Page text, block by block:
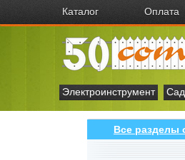
Каталог Оплата
Электроинструмент
Все разделы